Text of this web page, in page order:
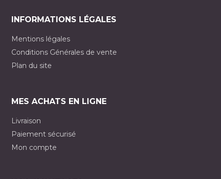
INFORMATIONS LÉGALES
Mentions légales
Conditions Générales de vente
Plan du site
MES ACHATS EN LIGNE
Livraison
Paiement sécurisé
Mon compte